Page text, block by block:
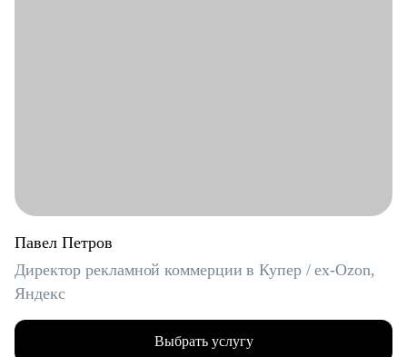
Павел Петров
Директор рекламной коммерции в Купер / ex-Ozon,
Яндекс
Выбрать услугу